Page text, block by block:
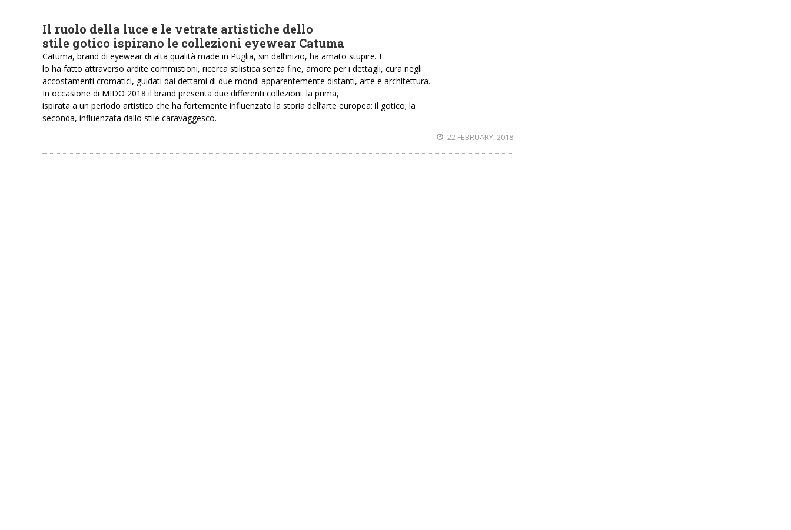
Il ruolo della luce e le vetrate artistiche dello
stile gotico ispirano le collezioni eyewear Catuma
Catuma, brand di eyewear di alta qualità made in Puglia, sin dall’inizio, ha amato stupire. E
lo ha fatto attraverso ardite commistioni, ricerca stilistica senza fine, amore per i dettagli, cura negli
accostamenti cromatici, guidati dai dettami di due mondi apparentemente distanti, arte e architettura.
In occasione di MIDO 2018 il brand presenta due differenti collezioni: la prima,
ispirata a un periodo artistico che ha fortemente influenzato la storia dell’arte europea: il gotico; la
seconda, influenzata dallo stile caravaggesco.
22 FEBRUARY, 2018